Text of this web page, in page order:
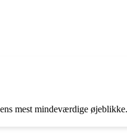
mest mindeværdige øjeblikke.